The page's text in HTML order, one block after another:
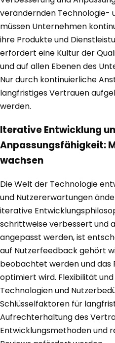
verändernden Technologie-
müssen Unternehmen
ihre Produkte und
erfordert eine Kultur der
und auf allen Ebenen des
Nur durch kontinuierliche
langfristiges Vertrauen
werden.
Iterative Entwicklung
Anpassungsfähigkeit:
wachsen
Die Welt der Technologie
und Nutzererwartungen
iterative
schrittweise verbessert und
angepasst werden, ist
auf Nutzerfeedback gehört
beobachtet werden und das
optimiert wird. Flexibilität
Technologien und
Schlüsselfaktoren für
Aufrechterhaltung des
Entwicklungsmethoden und